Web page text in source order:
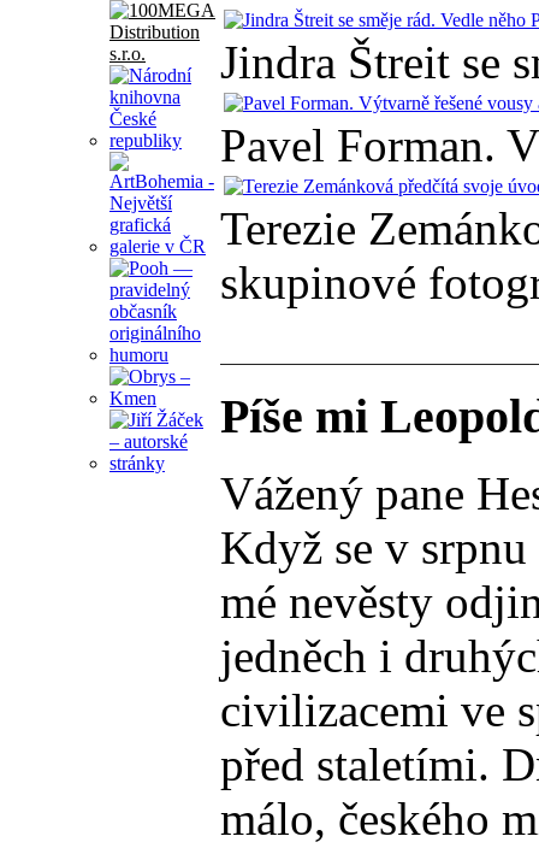
Jindra Štreit se
Pavel Forman.
Terezie
skupinové
Píše mi
Vážený pane
Když se v
mé nevěsty
jedněch i
civilizacemi ve
před staletími.
málo, českého